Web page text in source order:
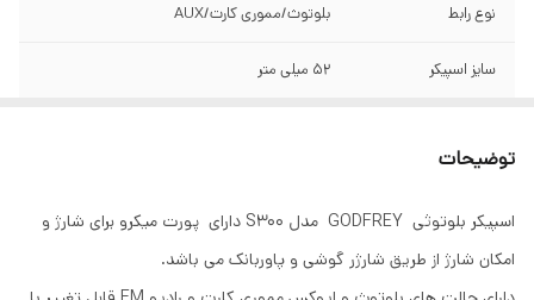
نوع رابط بلوتوث/مموری کارت/AUX
سایز اسپیکر 52 میلی متر
توان
اقلام همراه محصول کابل USB جهت شارژ
توضیحات
اسپیکر بلوتوثی GODFREY مدل S300 دارای پورت میکرو برای شارژ و
امکان شارژ از طریق شارژر گوشی و پاوربانک می باشد.